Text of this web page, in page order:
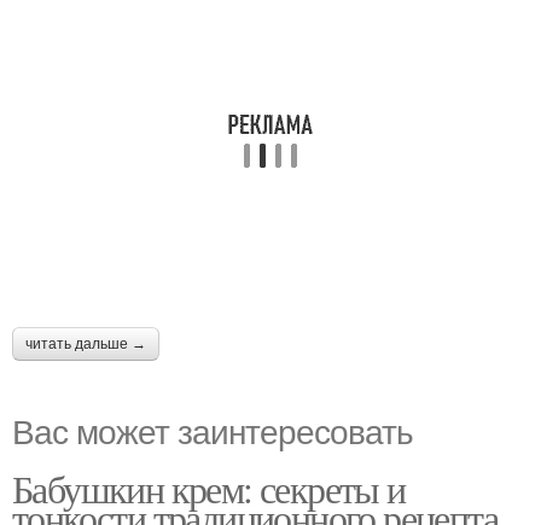
читать дальше →
Вас может заинтересовать
Бабушкин крем: секреты и